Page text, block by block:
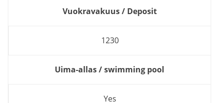
Vuokravakuus / Deposit
1230
Uima-allas / swimming pool
Yes